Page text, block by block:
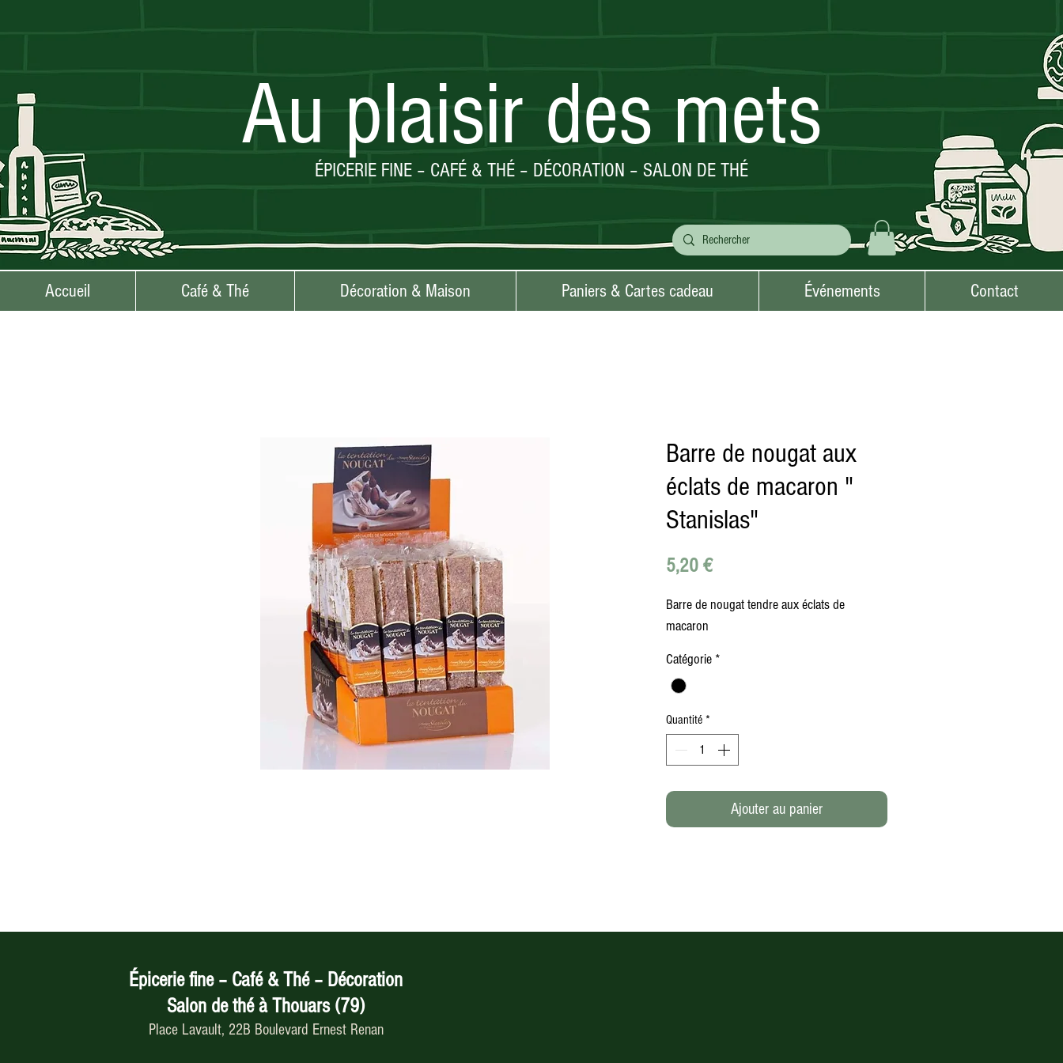
Au plaisir des mets
ÉPICERIE FINE – CAFÉ & THÉ – DÉCORATION – SALON DE THÉ
Accueil Café & Thé Décoration & Maison Paniers & Cartes cadeau Événements Contact
Barre de nougat aux
éclats de macaron "
Stanislas"
5,20 €Prix
Barre de nougat tendre aux éclats de
macaron
Catégorie *
Quantité *
Ajouter au panier
Épicerie fine – Café & Thé – Décoration
Salon de thé à Thouars (79)
Place Lavault, 22B Boulevard Ernest Renan